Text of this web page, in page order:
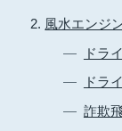
風水エンジ
ドラ
ドラ
詐欺